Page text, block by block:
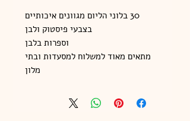
30 בלוני הליום מגוונים איכותיים
בצבעי פיסטוק ולבן
וספרות בלבן
מתאים מאוד למשלוח למסעדות ובתי
מלון